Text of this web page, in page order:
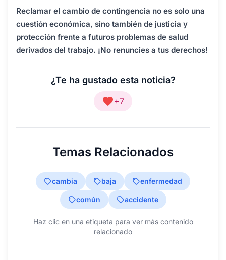
Reclamar el cambio de contingencia no es solo una
cuestión económica, sino también de justicia y
protección frente a futuros problemas de salud
derivados del trabajo. ¡No renuncies a tus derechos!
¿Te ha gustado esta noticia?
+7
Temas Relacionados
cambia baja enfermedad
común accidente
Haz clic en una etiqueta para ver más contenido
relacionado